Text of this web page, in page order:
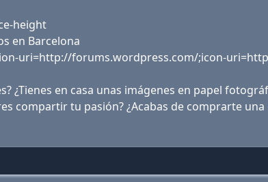
height
en Barcelona
uri=http://forums.wordpress.com/;icon-
¿Tienes en casa unas imágenes en papel
compartir tu pasión? ¿Acabas de comprarte